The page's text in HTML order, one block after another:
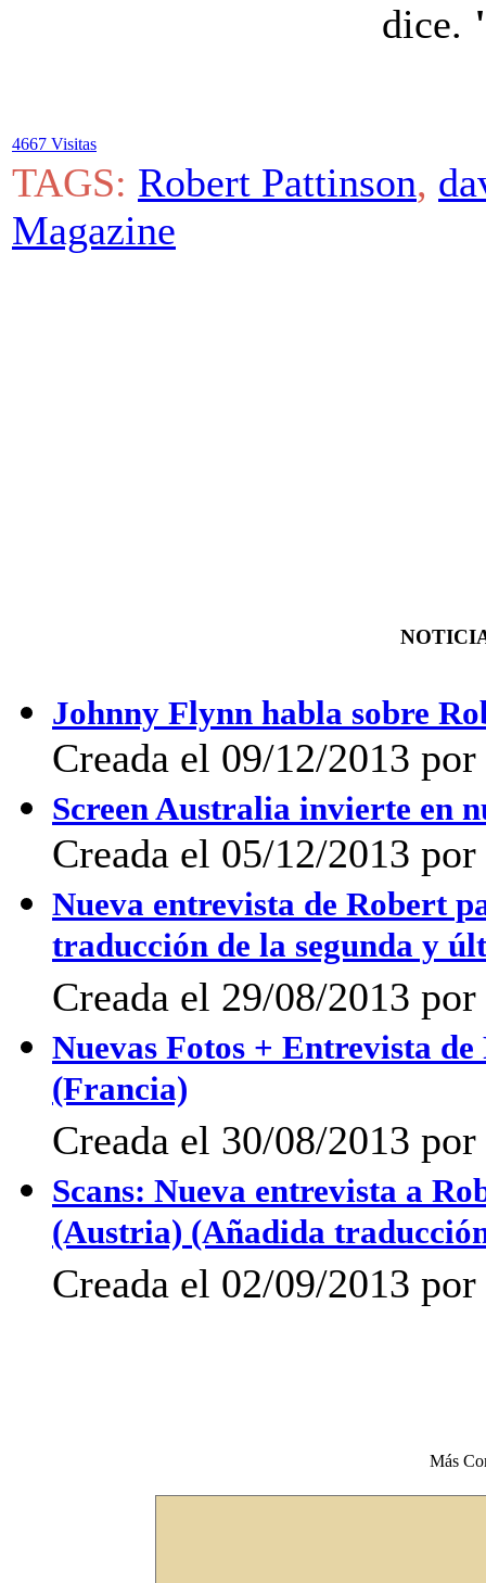
dice.
4667 Visitas
TAGS: Robert Pattinson,
Magazine
Johnny Flynn habla sobre
Creada el 09/12/2013
Screen Australia invierte en
Creada el 05/12/2013
Nueva entrevista de Robert
traducción de la segunda y
Creada el 29/08/2013
Nuevas Fotos + Entrevista
(Francia)
Creada el 30/08/2013
Scans: Nueva entrevista a
(Austria) (Añadida
Creada el 02/09/2013
Más